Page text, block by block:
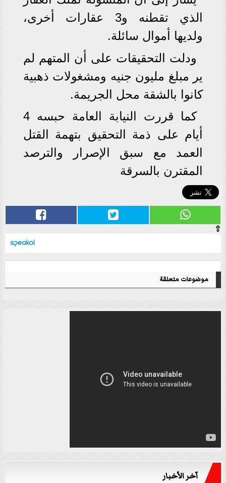
الذي تقطنه و3 عقارات أخرى،
ولديها أموال سائلة.
ودلت التحقيقات على أن المتهم لم
ير مبلغ مليون جنيه ومشغولات ذهبية
كانوا بالشقة محل الجريمة.
كما قررت النيابة العامة حبسه 4
أيام على ذمة التحقيق بتهمة القتل
العمد مع سبق الإصرار والترصد
المقترن بالسرقة
⇧
موضوعات متعلقة
آخر الأخبار